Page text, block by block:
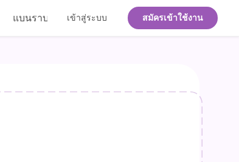
แบนราบ เข้าสู่ระบบ สมัครเข้าใช้งาน